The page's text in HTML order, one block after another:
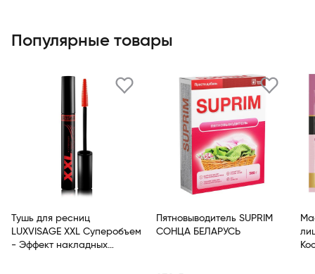
Популярные товары
Тушь для ресниц
LUXVISAGE XXL Суперобъем
- Эффект накладных
Пятновыводитель SUPRIM
СОНЦА БЕЛАРУСЬ